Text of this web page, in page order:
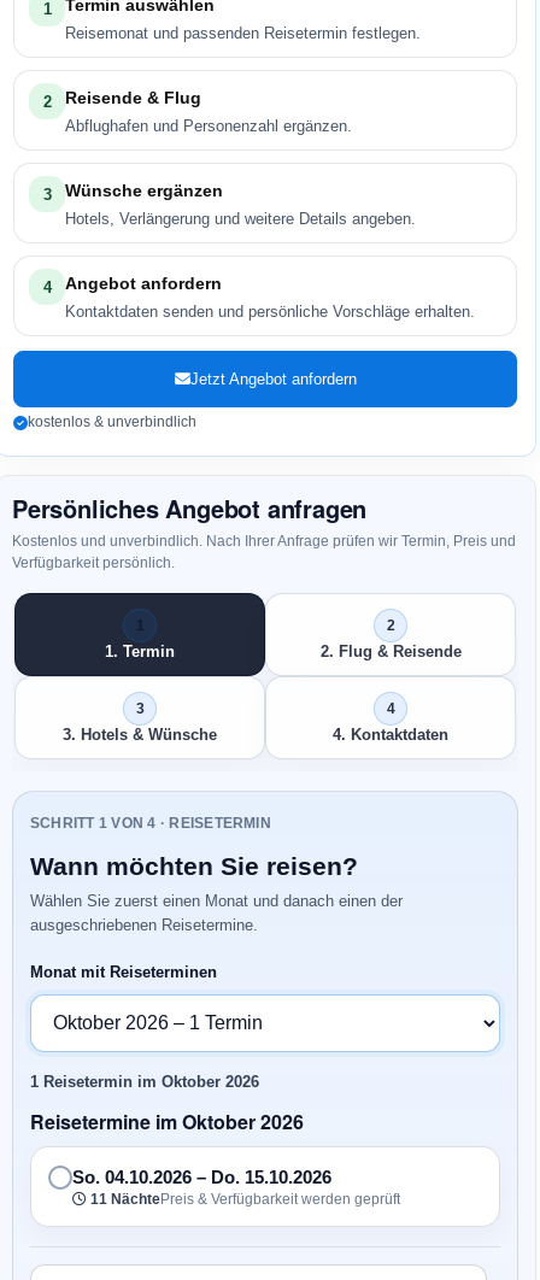
1 Termin auswählen
Reisemonat und passenden Reisetermin festlegen.
2 Reisende & Flug
Abflughafen und Personenzahl ergänzen.
3 Wünsche ergänzen
Hotels, Verlängerung und weitere Details angeben.
4 Angebot anfordern
Kontaktdaten senden und persönliche Vorschläge erhalten.
Jetzt Angebot anfordern
kostenlos & unverbindlich
Persönliches Angebot anfragen
Kostenlos und unverbindlich. Nach Ihrer Anfrage prüfen wir Termin, Preis und
Verfügbarkeit persönlich.
1. Termin 2. Flug & Reisende
3. Hotels & Wünsche 4. Kontaktdaten
SCHRITT 1 VON 4 · REISETERMIN
Wann möchten Sie reisen?
Wählen Sie zuerst einen Monat und danach einen der
ausgeschriebenen Reisetermine.
Monat mit Reiseterminen
1 Reisetermin im Oktober 2026
Reisetermine im Oktober 2026
So. 04.10.2026 – Do. 15.10.2026
11 NächtePreis & Verfügbarkeit werden geprüft